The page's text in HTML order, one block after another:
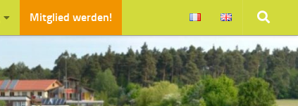
Mitglied werden!